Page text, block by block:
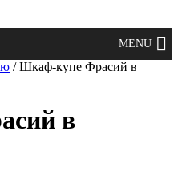
/ Шкаф-купе Фрасий в
в